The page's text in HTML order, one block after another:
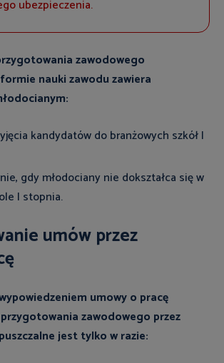
ubezpieczenia.
zawodowego
nauki zawodu zawiera
kandydatów do branżowych szkół I
gdy młodociany nie dokształca się w
I stopnia.
umów przez
umowy o pracę
zawodowego przez
jest tylko w razie: